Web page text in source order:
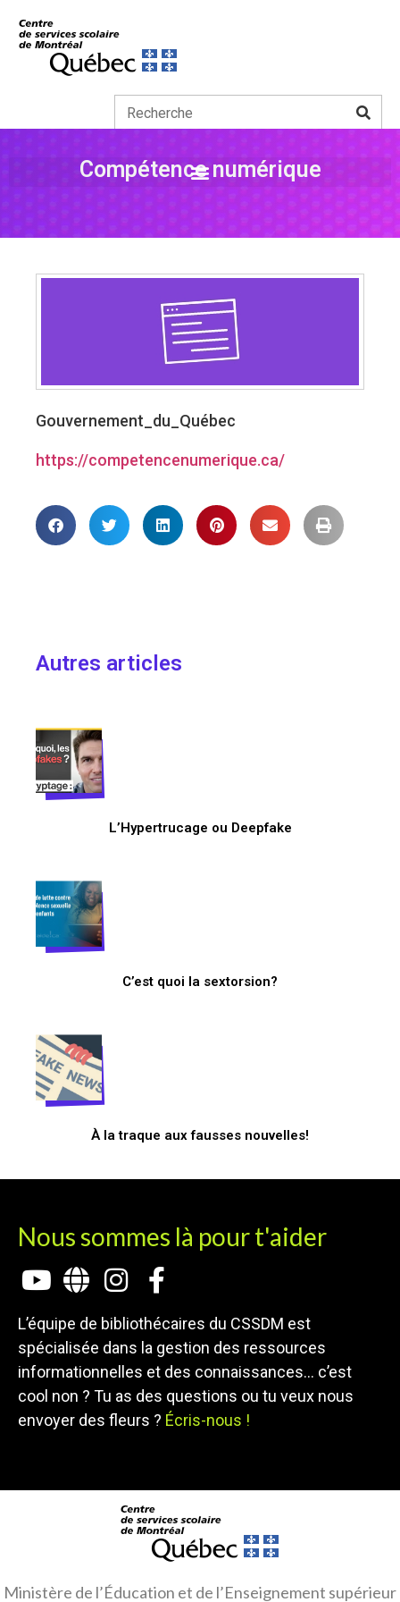
Compétence numérique
Gouvernement_du_Québec
https://competencenumerique.ca/
Autres articles
L’Hypertrucage ou Deepfake
C’est quoi la sextorsion?
À la traque aux fausses nouvelles!
Nous sommes là pour t'aider
L’équipe de bibliothécaires du CSSDM est
spécialisée dans la gestion des ressources
informationnelles et des connaissances… c’est
cool non ? Tu as des questions ou tu veux nous
envoyer des fleurs ? Écris-nous !
Ministère de l’Éducation et de l’Enseignement supérieur